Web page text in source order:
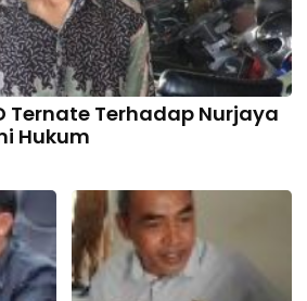
Ternate Terhadap Nurjaya
Hukum